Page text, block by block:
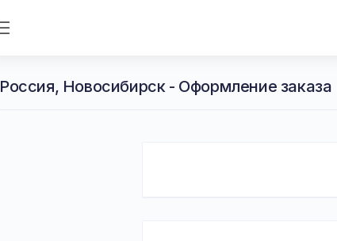
Россия, Новосибирск - Оформление заказа